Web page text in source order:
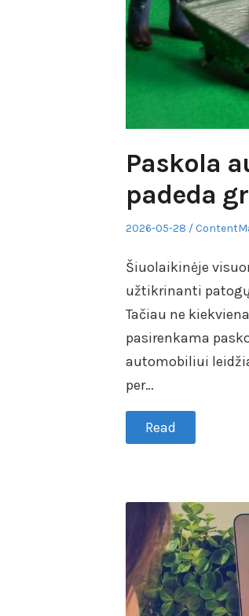
Paskola
padeda
Posted
2026-05-28 Author
Šiuolaikinėje
užtikrinanti
Tačiau ne
pasirenkama
automobiliui
per…
Read